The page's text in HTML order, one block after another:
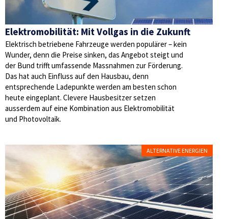
Elektromobilität: Mit Vollgas in die Zukunft
Elektrisch betriebene Fahrzeuge werden populärer – kein
Wunder, denn die Preise sinken, das Angebot steigt und
der Bund trifft umfassende Massnahmen zur Förderung.
Das hat auch Einfluss auf den Hausbau, denn
entsprechende Ladepunkte werden am besten schon
heute eingeplant. Clevere Hausbesitzer setzen
ausserdem auf eine Kombination aus Elektromobilität
und Photovoltaik.
ALTERNATIVE ENERGIEN